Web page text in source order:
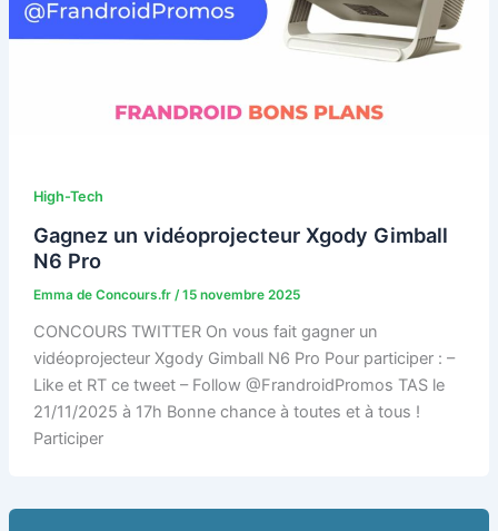
High-Tech
Gagnez un vidéoprojecteur Xgody Gimball
N6 Pro
Emma de Concours.fr /15 novembre 2025
CONCOURS TWITTER On vous fait gagner un
vidéoprojecteur Xgody Gimball N6 Pro Pour participer : –
Like et RT ce tweet – Follow @FrandroidPromos TAS le
21/11/2025 à 17h Bonne chance à toutes et à tous !
Participer